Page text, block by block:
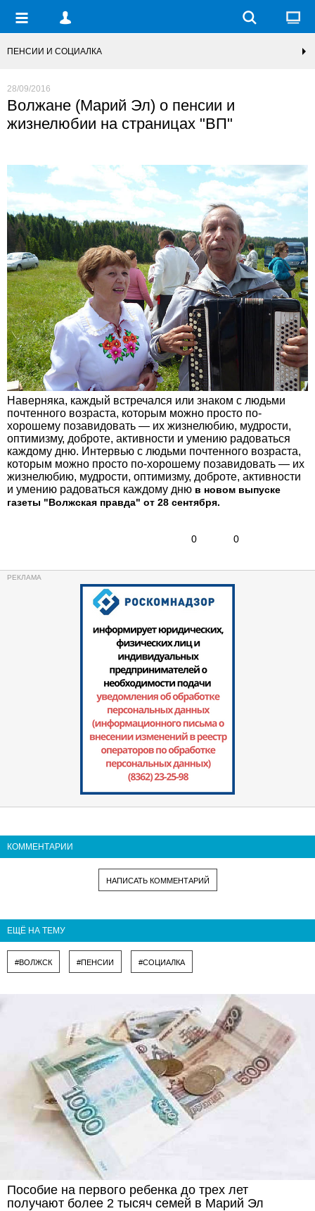
ПЕНСИИ И СОЦИАЛКА
28/09/2016
Волжане (Марий Эл) о пенсии и
жизнелюбии на страницах "ВП"
Наверняка, каждый встречался или знаком с людьми
почтенного возраста, которым можно просто по-
хорошему позавидовать — их жизнелюбию, мудрости,
оптимизму, доброте, активности и умению радоваться
каждому дню. Интервью с людьми почтенного возраста,
которым можно просто по-хорошему позавидовать — их
жизнелюбию, мудрости, оптимизму, доброте, активности
и умению радоваться каждому дню в новом выпуске
газеты "Волжская правда" от 28 сентября.
0 0
КОММЕНТАРИИ
НАПИСАТЬ КОММЕНТАРИЙ
ЕЩЁ НА ТЕМУ
#ВОЛЖСК #ПЕНСИИ #СОЦИАЛКА
Пособие на первого ребенка до трех лет
получают более 2 тысяч семей в Марий Эл